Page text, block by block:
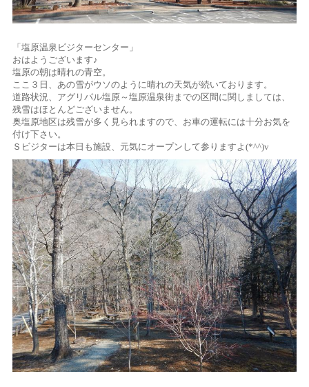
「塩原温泉ビジターセンター」
おはようございます♪
塩原の朝は晴れの青空。
ここ３日、あの雪がウソのように晴れの天気が続いております。
道路状況、アグリパル塩原～塩原温泉街までの区間に関しましては、
残雪はほとんどございません。
奥塩原地区は残雪が多く見られますので、お車の運転には十分お気を
付け下さい。
Ｓビジターは本日も施設、元気にオープンして参りますよ(*^^)v